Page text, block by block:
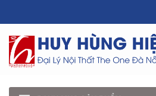
nội
dung